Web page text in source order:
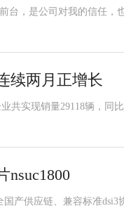
台，是公司对我的信任，
续两月正增长
共实现销量29118辆，同
nsuc1800
产供应链、兼容标准dsi3